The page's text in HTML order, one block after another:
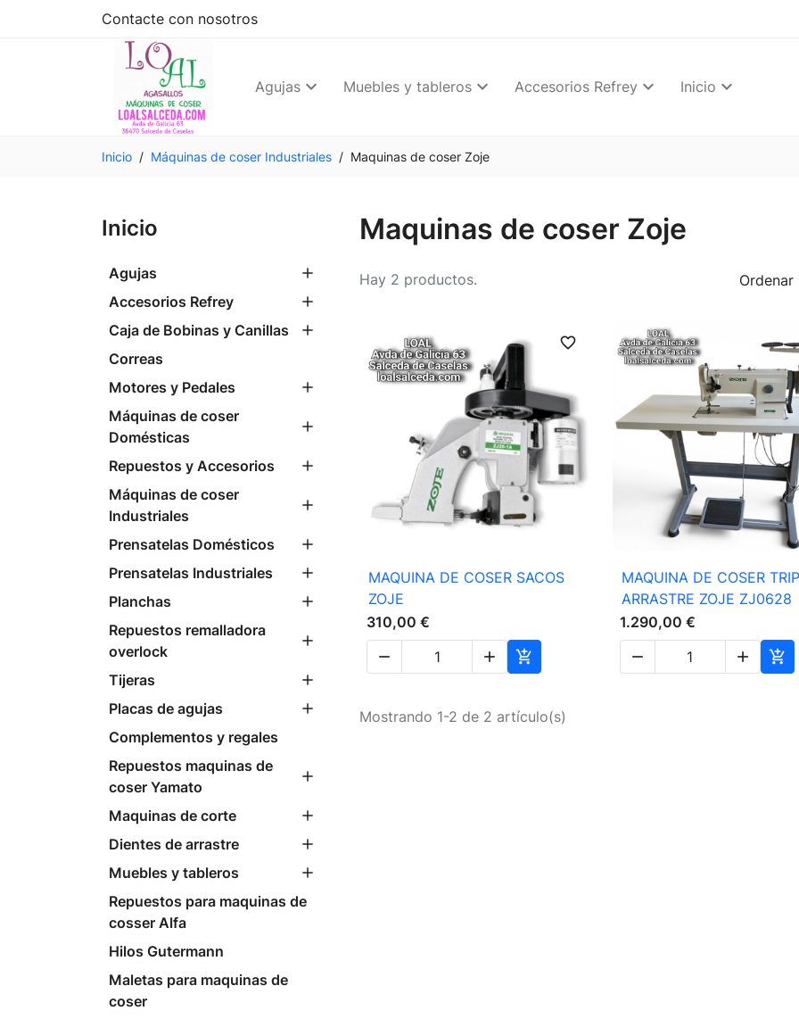
Contacte con nosotros
Agujas Muebles y tableros Accesorios Refrey Inicio
Inicio Máquinas de coser Industriales Maquinas de coser Zoje
Inicio
Agujas
Accesorios Refrey
Caja de Bobinas y Canillas
Correas
Motores y Pedales
Máquinas de coser
Domésticas
Repuestos y Accesorios
Máquinas de coser
Industriales
Prensatelas Domésticos
Prensatelas Industriales
Planchas
Repuestos remalladora
overlock
Tijeras
Placas de agujas
Complementos y regales
Repuestos maquinas de
coser Yamato
Maquinas de corte
Dientes de arrastre
Muebles y tableros
Repuestos para maquinas de
cosser Alfa
Hilos Gutermann
Maletas para maquinas de
coser
Maquinas de coser Zoje
Hay 2 productos. Ordenar
Vista rápida
favorite_border
MAQUINA DE COSER SACOS
ZOJE
310,00 €

 
Vista rápida
MAQUINA DE COSER
ARRASTRE ZOJE ZJ0628
1.290,00 €

 
Mostrando 1-2 de 2 artículo(s)